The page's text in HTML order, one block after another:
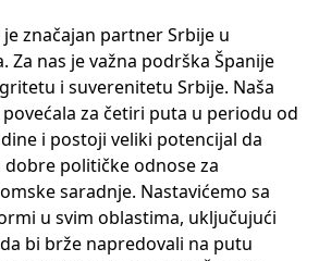
je značajan partner Srbije u
Za nas je važna podrška Španije
i suverenitetu Srbije. Naša
za četiri puta u periodu od
i postoji veliki potencijal da
političke odnose za
saradnje. Nastavićemo sa
u svim oblastima, uključujući
bi brže napredovali na putu